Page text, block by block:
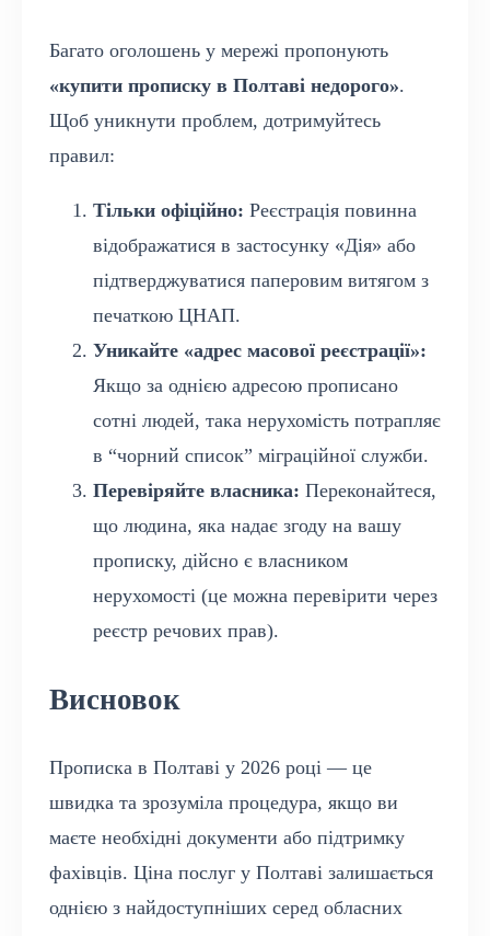
Багато оголошень у мережі пропонують
«купити прописку в Полтаві недорого».
Щоб уникнути проблем, дотримуйтесь
правил:
Тільки офіційно: Реєстрація повинна
відображатися в застосунку «Дія» або
підтверджуватися паперовим витягом з
печаткою ЦНАП.
Уникайте «адрес масової реєстрації»:
Якщо за однією адресою прописано
сотні людей, така нерухомість потрапляє
в “чорний список” міграційної служби.
Перевіряйте власника: Переконайтеся,
що людина, яка надає згоду на вашу
прописку, дійсно є власником
нерухомості (це можна перевірити через
реєстр речових прав).
Висновок
Прописка в Полтаві у 2026 році — це
швидка та зрозуміла процедура, якщо ви
маєте необхідні документи або підтримку
фахівців. Ціна послуг у Полтаві залишається
однією з найдоступніших серед обласних